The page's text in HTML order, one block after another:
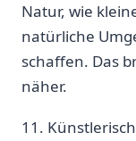
Natur, wie
natürliche
schaffen. Das
näher.
11.